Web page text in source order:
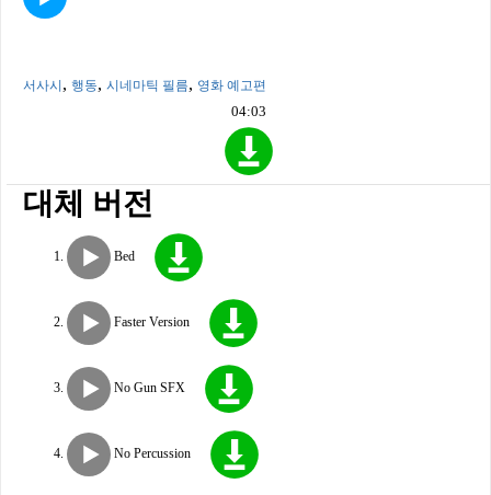
서사시 , 행동, 시네마틱 필름, 영화 예고편
04:03
대체 버전
Bed
Faster Version
No Gun SFX
No Percussion